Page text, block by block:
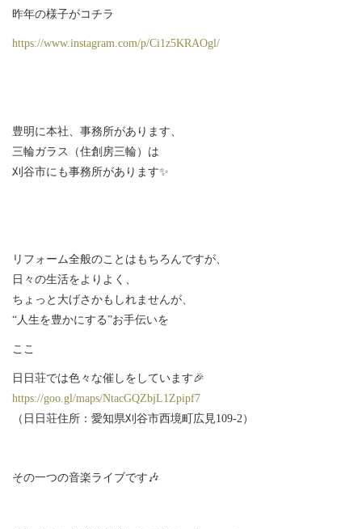
昨年の様子がコチラ
https://www.instagram.com/p/Ci1z5KRAOgl/
豊明に本社、事務所があります、
三輪ガラス（住創房三輪）は
刈谷市にも事務所があります✨
リフォーム全般のことはもちろんですが、
日々の生活をよりよく、
ちょっと大げさかもしれませんが、
“人生を豊かにする”お手伝いを
ここ
日日荘では色々な催しをしています🎉
https://goo.gl/maps/NtacGQZbjL1Zpipf7
（日日荘住所：愛知県刈谷市西境町広見109-2）
その一つの音楽ライブです🎶